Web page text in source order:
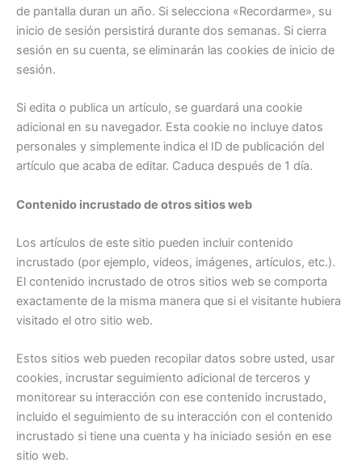
de pantalla duran un año. Si selecciona «Recordarme», su
inicio de sesión persistirá durante dos semanas. Si cierra
sesión en su cuenta, se eliminarán las cookies de inicio de
sesión.
Si edita o publica un artículo, se guardará una cookie
adicional en su navegador. Esta cookie no incluye datos
personales y simplemente indica el ID de publicación del
artículo que acaba de editar. Caduca después de 1 día.
Contenido incrustado de otros sitios web
Los artículos de este sitio pueden incluir contenido
incrustado (por ejemplo, videos, imágenes, artículos, etc.).
El contenido incrustado de otros sitios web se comporta
exactamente de la misma manera que si el visitante hubiera
visitado el otro sitio web.
Estos sitios web pueden recopilar datos sobre usted, usar
cookies, incrustar seguimiento adicional de terceros y
monitorear su interacción con ese contenido incrustado,
incluido el seguimiento de su interacción con el contenido
incrustado si tiene una cuenta y ha iniciado sesión en ese
sitio web.